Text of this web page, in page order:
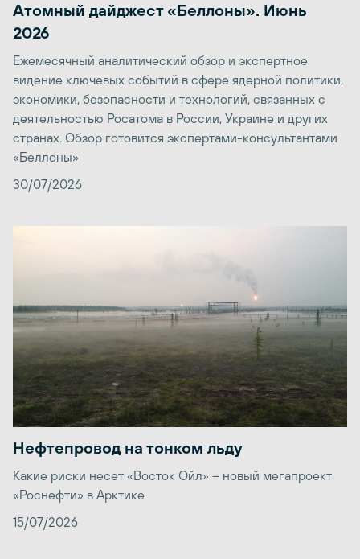
Атомный дайджест «Беллоны». Июнь
2026
Ежемесячный аналитический обзор и экспертное
видение ключевых событий в сфере ядерной политики,
экономики, безопасности и технологий, связанных с
деятельностью Росатома в России, Украине и других
странах. Обзор готовится экспертами-консультантами
«Беллоны»
30/07/2026
Нефтепровод на тонком льду
Какие риски несет «Восток Ойл» – новый мегапроект
«Роснефти» в Арктике
15/07/2026